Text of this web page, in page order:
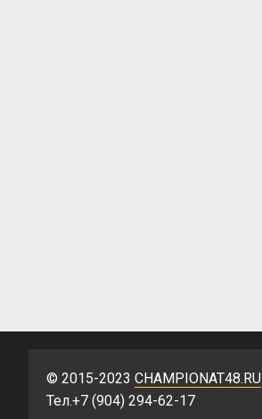
© 2015-2023 CHAMPIONAT48.RU
Тел.+7 (904) 294-62-17